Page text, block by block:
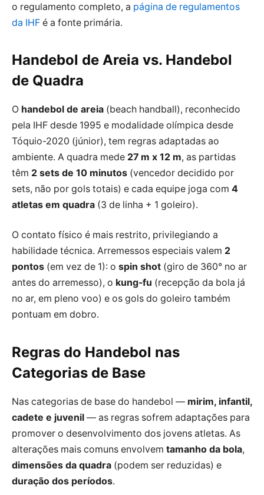
o regulamento completo, a página de regulamentos
da IHF é a fonte primária.
Handebol de Areia vs. Handebol
de Quadra
O handebol de areia (beach handball), reconhecido
pela IHF desde 1995 e modalidade olímpica desde
Tóquio-2020 (júnior), tem regras adaptadas ao
ambiente. A quadra mede 27 m x 12 m, as partidas
têm 2 sets de 10 minutos (vencedor decidido por
sets, não por gols totais) e cada equipe joga com 4
atletas em quadra (3 de linha + 1 goleiro).
O contato físico é mais restrito, privilegiando a
habilidade técnica. Arremessos especiais valem 2
pontos (em vez de 1): o spin shot (giro de 360° no ar
antes do arremesso), o kung-fu (recepção da bola já
no ar, em pleno voo) e os gols do goleiro também
pontuam em dobro.
Regras do Handebol nas
Categorias de Base
Nas categorias de base do handebol — mirim, infantil,
cadete e juvenil — as regras sofrem adaptações para
promover o desenvolvimento dos jovens atletas. As
alterações mais comuns envolvem tamanho da bola,
dimensões da quadra (podem ser reduzidas) e
duração dos períodos.